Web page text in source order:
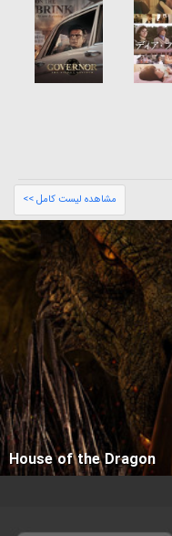
مشاهده لیست کامل >>
House of the Dragon